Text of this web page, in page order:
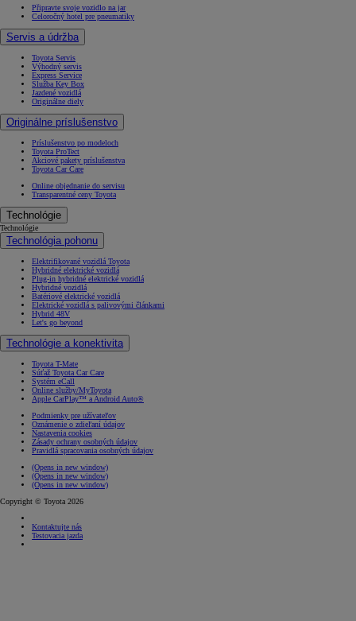
Připravte svoje vozidlo na jar
Celoročný hotel pre pneumatiky
Servis a údržba
Toyota Servis
Výhodný servis
Express Service
Služba Key Box
Jazdené vozidlá
Originálne diely
Originálne príslušenstvo
Príslušenstvo po modeloch
Toyota ProTect
Akciové pakety príslušenstva
Toyota Car Care
Online objednanie do servisu
Transparentné ceny Toyota
Technológie
Technológie
Technológia pohonu
Elektrifikované vozidlá Toyota
Hybridné elektrické vozidlá
Plug-in hybridné elektrické vozidlá
Hybridné vozidlá
Batériové elektrické vozidlá
Elektrické vozidlá s palivovými článkami
Hybrid 48V
Let's go beyond
Technológie a konektivita
Toyota T-Mate
Súťaž Toyota Car Care
Systém eCall
Online služby/MyToyota
Apple CarPlay™ a Android Auto®
Podmienky pre užívateľov
Oznámenie o zdieľaní údajov
Nastavenia cookies
Zásady ochrany osobných údajov
Pravidlá spracovania osobných údajov
(Opens in new window)
(Opens in new window)
(Opens in new window)
Copyright © Toyota 2026
Kontaktujte nás
Testovacia jazda